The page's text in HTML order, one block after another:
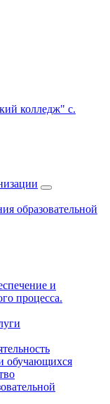
образовательной
и
процесса.
обучающихся